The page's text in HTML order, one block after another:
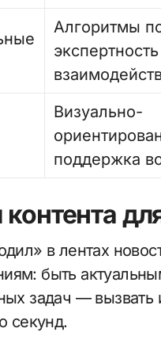
Алгоритмы
Визуально-
поддержка
в лентах
быть
задач — вызвать
секунд.